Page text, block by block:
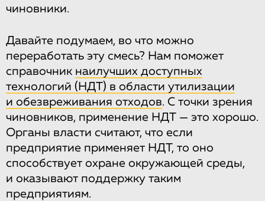
чиновники.
Давайте подумаем, во что можно
переработать эту смесь? Нам поможет
справочник наилучших доступных
технологий (НДТ) в области утилизации
и обезвреживания отходов. С точки зрения
чиновников, применение НДТ — это хорошо.
Органы власти считают, что если
предприятие применяет НДТ, то оно
способствует охране окружающей среды,
и оказывают поддержку таким
предприятиям.